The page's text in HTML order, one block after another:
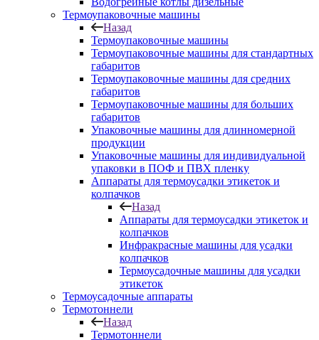
Термоупаковочные машины
Назад
Термоупаковочные машины
Термоупаковочные машины для стандартных
габаритов
Термоупаковочные машины для средних
габаритов
Термоупаковочные машины для больших
габаритов
Упаковочные машины для длинномерной
продукции
Упаковочные машины для индивидуальной
упаковки в ПОФ и ПВХ пленку
Аппараты для термоусадки этикеток и
колпачков
Назад
Аппараты для термоусадки этикеток и
колпачков
Инфракрасные машины для усадки
колпачков
Термоусадочные машины для усадки
этикеток
Термоусадочные аппараты
Термотоннели
Назад
Термотоннели